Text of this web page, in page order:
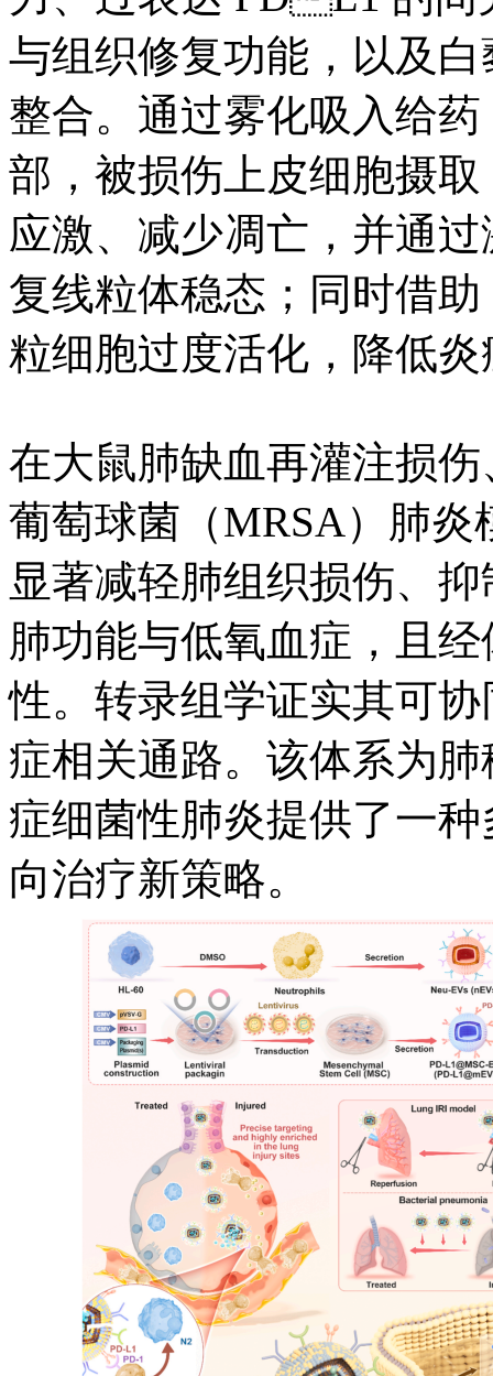
与组织修复功能，以及
整合。通过雾化吸入给
部，被损伤上皮细胞摄
应激、减少凋亡，并通
复线粒体稳态；同时借
粒细胞过度活化，降低
在大鼠肺缺血再灌注损
葡萄球菌（MRSA）肺
显著减轻肺组织损伤、
肺功能与低氧血症，且
性。转录组学证实其可
症相关通路。该体系为
症细菌性肺炎提供了一
向治疗新策略。